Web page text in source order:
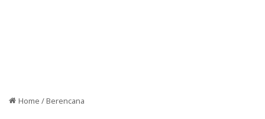
Home / Berencana